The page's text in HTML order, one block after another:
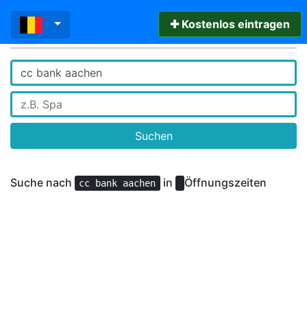
✚ Kostenlos eintragen
Suchen
Suche nach cc bank aachen in Öffnungszeiten